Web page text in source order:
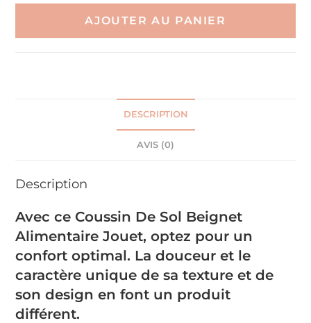
AJOUTER AU PANIER
DESCRIPTION
AVIS (0)
Description
Avec ce Coussin De Sol Beignet
Alimentaire Jouet, optez pour un
confort optimal. La douceur et le
caractère unique de sa texture et de
son design en font un produit
différent.